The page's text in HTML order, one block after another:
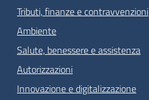
Tributi, finanze e contravvenzioni
Ambiente
Salute, benessere e assistenza
Autorizzazioni
Innovazione e digitalizzazione